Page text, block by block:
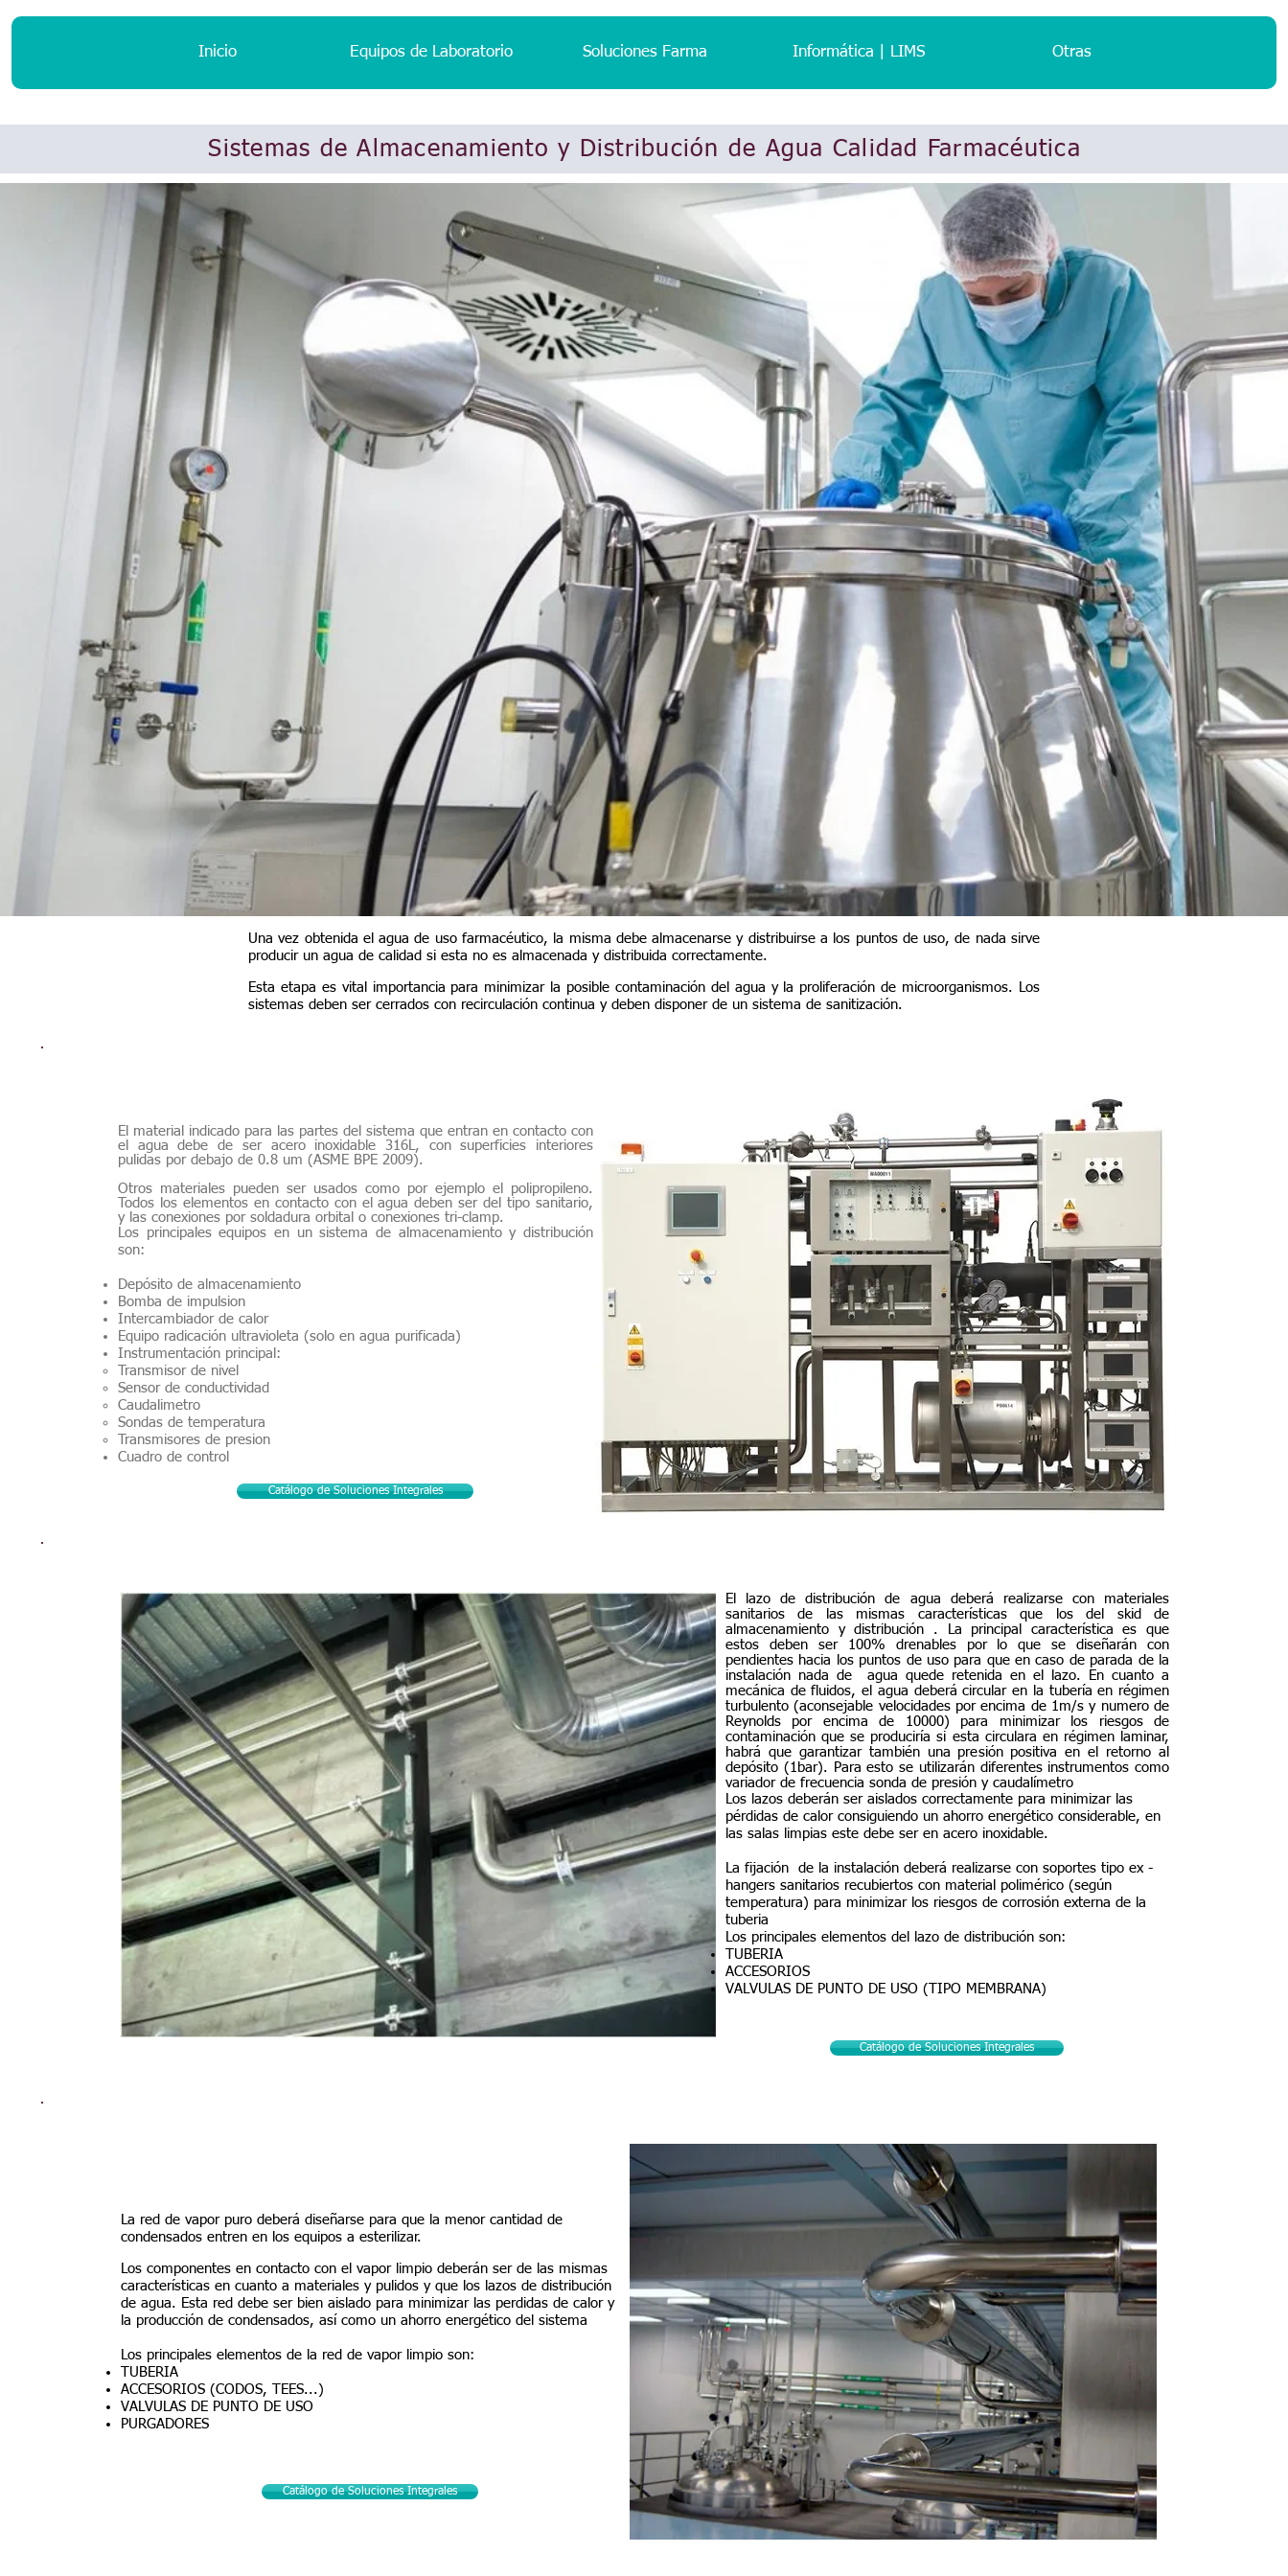
Inicio Equipos de Laboratorio Soluciones Farma Informática | LIMS Otras
Sistemas de Almacenamiento y Distribución de Agua Calidad Farmacéutica
Una vez obtenida el agua de uso farmacéutico, la misma debe almacenarse y distribuirse a los puntos de uso, de nada sirve
producir un agua de calidad si esta no es almacenada y distribuida correctamente.
Esta etapa es vital importancia para minimizar la posible contaminación del agua y la proliferación de microorganismos. Los
sistemas deben ser cerrados con recirculación continua y deben disponer de un sistema de sanitización.
El material indicado para las partes del sistema que entran en contacto con
el agua debe de ser acero inoxidable 316L, con superficies interiores
pulidas por debajo de 0.8 um (ASME BPE 2009).
Otros materiales pueden ser usados como por ejemplo el polipropileno.
Todos los elementos en contacto con el agua deben ser del tipo sanitario,
y las conexiones por soldadura orbital o conexiones tri-clamp.
Los principales equipos en un sistema de almacenamiento y distribución
son:
Depósito de almacenamiento
Bomba de impulsion
Intercambiador de calor
Equipo radicación ultravioleta (solo en agua purificada)
Instrumentación principal:
Transmisor de nivel
Sensor de conductividad
Caudalimetro
Sondas de temperatura
Transmisores de presion
Cuadro de control
Catálogo de Soluciones Integrales
El lazo de distribución de agua deberá realizarse con materiales
sanitarios de las mismas características que los del skid de
almacenamiento y distribución . La principal característica es que
estos deben ser 100% drenables por lo que se diseñarán con
pendientes hacia los puntos de uso para que en caso de parada de la
instalación nada de agua quede retenida en el lazo. En cuanto a
mecánica de fluidos, el agua deberá circular en la tubería en régimen
turbulento (aconsejable velocidades por encima de 1m/s y numero de
Reynolds por encima de 10000) para minimizar los riesgos de
contaminación que se produciría si esta circulara en régimen laminar,
habrá que garantizar también una presión positiva en el retorno al
depósito (1bar). Para esto se utilizarán diferentes instrumentos como
variador de frecuencia sonda de presión y caudalímetro
Los lazos deberán ser aislados correctamente para minimizar las
pérdidas de calor consiguiendo un ahorro energético considerable, en
las salas limpias este debe ser en acero inoxidable.
La fijación de la instalación deberá realizarse con soportes tipo ex -
hangers sanitarios recubiertos con material polimérico (según
temperatura) para minimizar los riesgos de corrosión externa de la
tuberia
Los principales elementos del lazo de distribución son:
TUBERIA
ACCESORIOS
VALVULAS DE PUNTO DE USO (TIPO MEMBRANA)
Catálogo de Soluciones Integrales
La red de vapor puro deberá diseñarse para que la menor cantidad de
condensados entren en los equipos a esterilizar.
Los componentes en contacto con el vapor limpio deberán ser de las mismas
características en cuanto a materiales y pulidos y que los lazos de distribución
de agua. Esta red debe ser bien aislado para minimizar las perdidas de calor y
la producción de condensados, así como un ahorro energético del sistema
Los principales elementos de la red de vapor limpio son:
TUBERIA
ACCESORIOS (CODOS, TEES...)
VALVULAS DE PUNTO DE USO
PURGADORES
Catálogo de Soluciones Integrales